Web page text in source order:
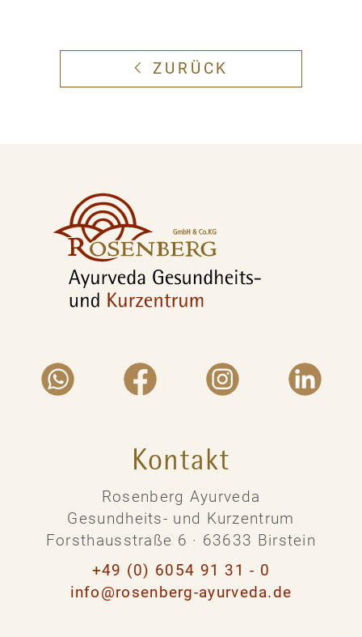
ZURÜCK
Kontakt
Rosenberg Ayurveda
Gesundheits- und Kurzentrum
Forsthausstraße 6 · 63633 Birstein
+49 (0) 6054 91 31 - 0
info@rosenberg-ayurveda.de